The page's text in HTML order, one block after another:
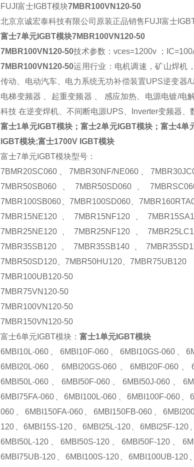
FUJI富士IGBT模块7MBR100VN120-50
北京京诚宏泰科技有限公司原装正品销售 FUJI富士
富士7单元IGBT模块7MBR100VN120-50
7MBR100VN120-50技术参数：vces=1200v ；
7MBR100VN120-50运用行业： 电机调速，矿山焊机
传动、电动汽车、电力系统无功补偿装置UPS逆变器/
电梯变频器 、起重变频器 、 感应加热、电源电镀/电
科技 在逆变焊机、不间断电源UPS、Inverter变频器
富士1单元IGBT模块；富士2单元IGBT模块；富士4单
IGBT模块;富士1700V IGBT模块
富士7单元IGBT模块型号：
7BMR20SC060、7MBR30NF/NE060、
7MBR50SB060、7MBR50SD060、
7MBR100SB060、7MBR100SD060、
7MBR15NE120、7MBR15NF120、
7MBR25NE120、7MBR25NF120、
7MBR35SB120、7MBR35SB140、
7MBR50SD120、7MBR50HU120、7MBR75UB120
7MBR100UB120-50
7MBR75VN120-50
7MBR100VN120-50
7MBR150VN120-50
富士6单元IGBT模块：富士1单元IGBT模块
6MBI10L-060、6MBI10F-060、6MBI10GS-060、
6MBI20L-060、6MBI20GS-060、6MBI20F-060
6MBI50L-060、6MBI50F-060、6MBI50J-060、
6MBI75FA-060、6MBI100L-060、6MBI100F-060
060、6MBI150FA-060、6MBI150FB-060、
120、6MBI15S-120、6MBI25L-120、6MBI25F-120
6MBI50L-120、6MBI50S-120、6MBI50F-120、
6MBI75UB-120、6MBI100S-120、6MBI100UB-